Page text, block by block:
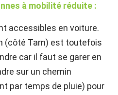
à mobilité réduite :
accessibles en voiture.
(côté Tarn) est toutefois
car il faut se garer en
sur un chemin
par temps de pluie) pour